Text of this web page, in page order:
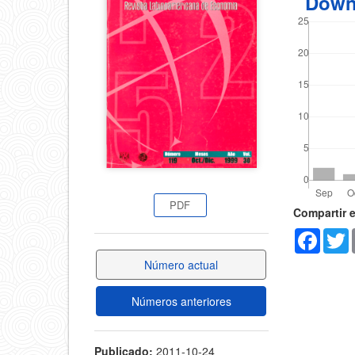
del
artículo
PDF
Número actual
Números anteriores
Publicado: 2011-10-24
del
artículo
del
Compartir